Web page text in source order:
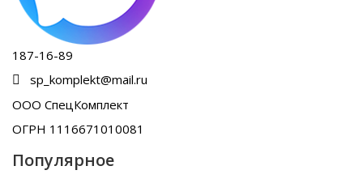
187-16-89
sp_komplekt@mail.ru
ООО СпецКомплект
ОГРН 1116671010081
Популярное